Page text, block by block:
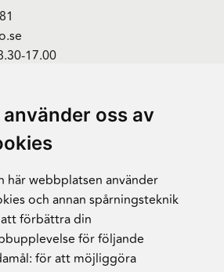
använder oss av
här webbplatsen använder
och annan spårningsteknik
förbättra din
för följande
för att möjliggöra
17.00